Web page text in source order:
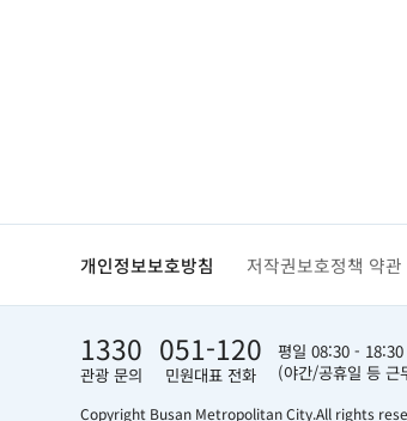
개인정보보호방침 저작권보호정책 약관
1330
관광 문의
051-120
민원대표 전화
평일 08:30 - 18:30
(야간/공휴일 등 근
Copyright Busan Metropolitan City.All rights